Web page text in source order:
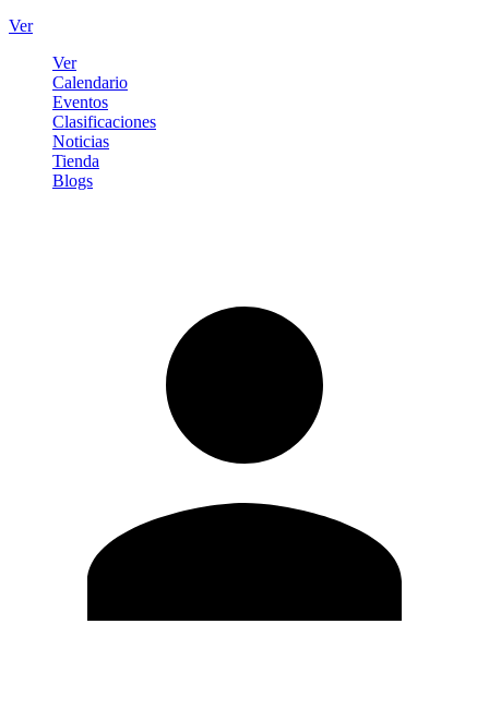
Ver
Ver
Calendario
Eventos
Clasificaciones
Noticias
Tienda
Blogs